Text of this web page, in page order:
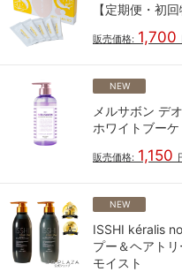
【定期便・初
販売価格: 1,700
NEW
メルサボン デ
ホワイトブーケ
販売価格: 1,150
NEW
ISSHI kéralis
プー＆ヘアト
モイスト